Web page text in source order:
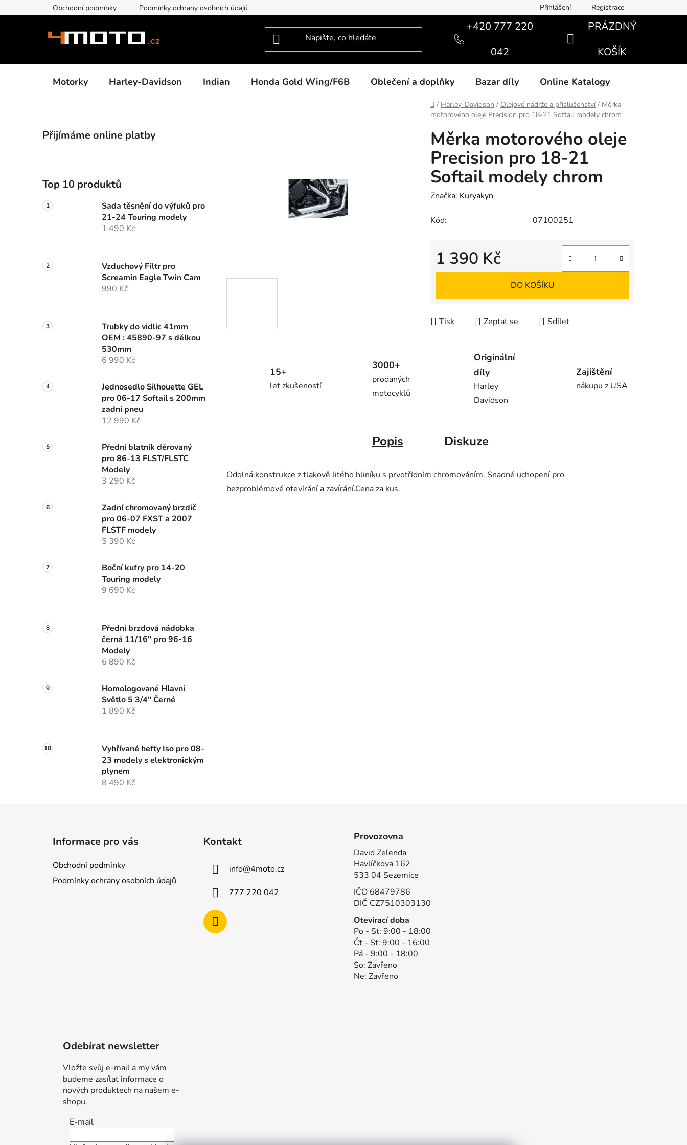
na
Obchodní podmínky Podmínky ochrany osobních údajů Přihlášení Registrace
+420 777 220
042
NÁKUPNÍ
KOŠÍK
PRÁZDNÝ
KOŠÍK
Motorky Harley-Davidson Indian Honda Gold Wing/F6B Oblečení a doplňky Bazar díly Online Katalogy
Domů
/ Harley-Davidson / Olejové nádrže a přislušenství / Měrka
motorového oleje Precision pro 18-21 Softail modely chrom
o
r
a
n
a
n
Přijímáme online platby
Top 10 produktů
Sada těsnění do výfuků pro
21-24 Touring modely
1 490 Kč
Vzduchový Filtr pro
Screamin Eagle Twin Cam
990 Kč
Trubky do vidlic 41mm
OEM : 45890-97 s délkou
530mm
6 990 Kč
Jednosedlo Silhouette GEL
pro 06-17 Softail s 200mm
zadní pneu
12 990 Kč
Přední blatník děrovaný
pro 86-13 FLST/FLSTC
Modely
3 290 Kč
Zadní chromovaný brzdič
pro 06-07 FXST a 2007
FLSTF modely
5 390 Kč
Boční kufry pro 14-20
Touring modely
9 690 Kč
Přední brzdová nádobka
černá 11/16" pro 96-16
Modely
6 890 Kč
Homologované Hlavní
Světlo 5 3/4" Černé
1 890 Kč
Vyhřívané hefty Iso pro 08-
23 modely s elektronickým
plynem
8 490 Kč
Měrka motorového oleje
Precision pro 18-21
Softail modely chrom
Značka: Kuryakyn
Kód: 07100251
1 390 Kč
Měrná cena:
DO KOŠÍKU
Tisk Zeptat se Sdílet
15+
let zkušeností
3000+
prodaných
motocyklů
Originální
díly
Harley
Davidson
Zajištění
nákupu z USA
Popis Diskuze
Odolná konstrukce z tlakově litého hliníku s prvotřídním chromováním. Snadné uchopení pro
bezproblémové otevírání a zavírání.Cena za kus.
Informace pro vás
Obchodní podmínky
Podmínky ochrany osobních údajů
Kontakt
info@4moto.cz
777 220 042
Provozovna
David Zelenda
Havlíčkova 162
533 04 Sezemice
IČO 68479786
DIČ CZ7510303130
Otevírací doba
Po - St: 9:00 - 18:00
Čt - St: 9:00 - 16:00
Pá - 9:00 - 18:00
So: Zavřeno
Ne: Zavřeno
Odebírat newsletter
Vložte svůj e-mail a my vám
budeme zasílat informace o
nových produktech na našem e-
shopu.
E-mail